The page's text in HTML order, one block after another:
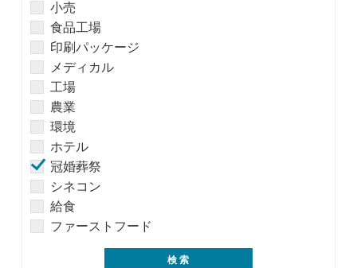
小売
食品工場
印刷パッケージ
メディカル
工場
農業
環境
ホテル
冠婚葬祭
シネコン
給食
ファーストフード